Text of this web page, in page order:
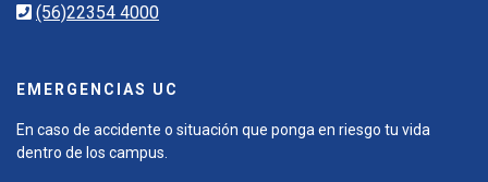
(56)22354 4000
EMERGENCIAS UC
En caso de accidente o situación que ponga en riesgo tu vida
dentro de los campus.